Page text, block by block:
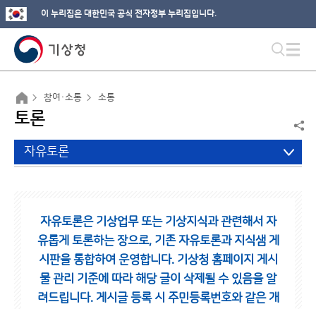
이 누리집은 대한민국 공식 전자정부 누리집입니다.
참여·소통 소통
토론
자유토론
자유토론은 기상업무 또는 기상지식과 관련해서 자
유롭게 토론하는 장으로, 기존 자유토론과 지식샘 게
시판을 통합하여 운영합니다. 기상청 홈페이지 게시
물 관리 기준에 따라 해당 글이 삭제될 수 있음을 알
려드립니다. 게시글 등록 시 주민등록번호와 같은 개